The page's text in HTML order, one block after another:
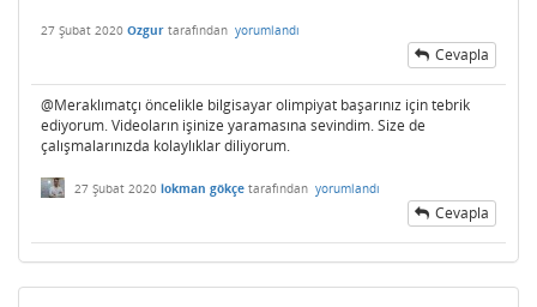
27 Şubat 2020 Ozgur tarafından yorumlandı
Cevapla
@Meraklımatçı öncelikle bilgisayar olimpiyat başarınız için tebrik
ediyorum. Videoların işinize yaramasına sevindim. Size de
çalışmalarınızda kolaylıklar diliyorum.
27 Şubat 2020 lokman gökçe tarafından yorumlandı
Cevapla